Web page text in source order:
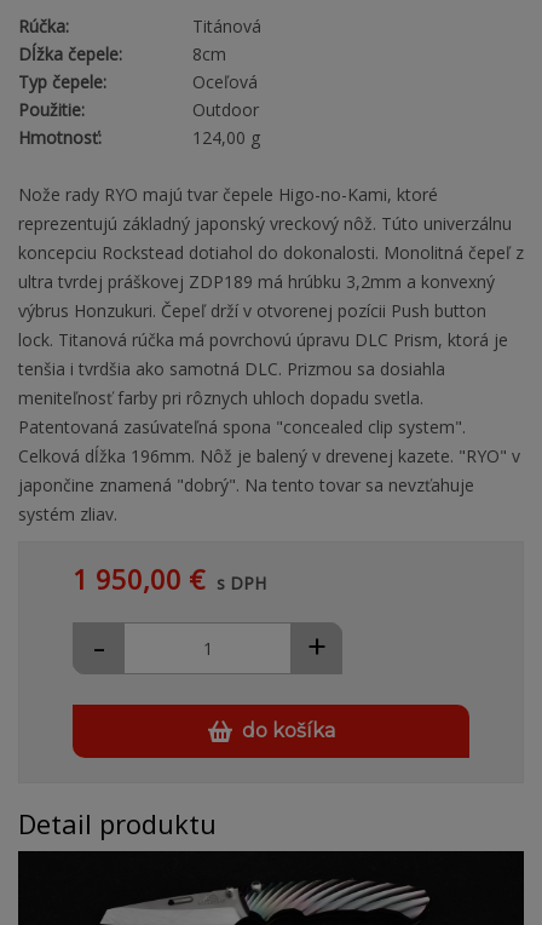
Rúčka:
Titánová
Dĺžka čepele:
8cm
Typ čepele:
Oceľová
Použitie:
Outdoor
Hmotnosť:
124,00 g
Nože rady RYO majú tvar čepele Higo-no-Kami, ktoré
reprezentujú základný japonský vreckový nôž. Túto univerzálnu
koncepciu Rockstead dotiahol do dokonalosti. Monolitná čepeľ z
ultra tvrdej práškovej ZDP189 má hrúbku 3,2mm a konvexný
výbrus Honzukuri. Čepeľ drží v otvorenej pozícii Push button
lock. Titanová rúčka má povrchovú úpravu DLC Prism, ktorá je
tenšia i tvrdšia ako samotná DLC. Prizmou sa dosiahla
meniteľnosť farby pri rôznych uhloch dopadu svetla.
Patentovaná zasúvateľná spona "concealed clip system".
Celková dĺžka 196mm. Nôž je balený v drevenej kazete. "RYO" v
japončine znamená "dobrý". Na tento tovar sa nevzťahuje
systém zliav.
1 950,00 € s DPH
+
-
do košíka
Detail produktu